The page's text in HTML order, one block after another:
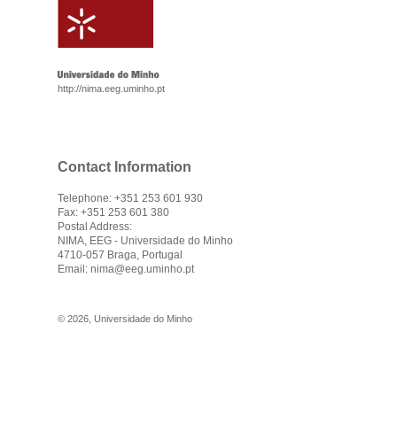
http://nima.eeg.uminho.pt
Contact Information
Telephone: +351 253 601 930
Fax: +351 253 601 380
Postal Address:
NIMA, EEG - Universidade do Minho
4710-057 Braga, Portugal
Email: nima@eeg.uminho.pt
© 2026 Universidade do Minho